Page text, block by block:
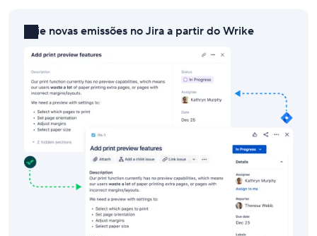
Crie novas emissões no Jira a partir do Wrike